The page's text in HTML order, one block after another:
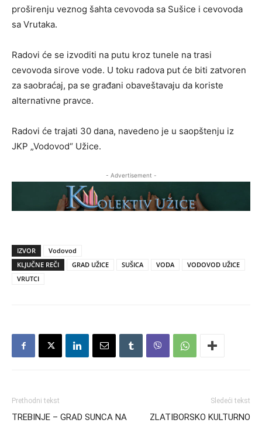
proširenju veznog šahta cevovoda sa Sušice i cevovoda
sa Vrutaka.
Radovi će se izvoditi na putu kroz tunele na trasi
cevovoda sirove vode. U toku radova put će biti zatvoren
za saobraćaj, pa se građani obaveštavaju da koriste
alternativne pravce.
Radovi će trajati 30 dana, navedeno je u saopštenju iz
JKP „Vodovod“ Užice.
- Advertisement -
IZVOR
Vodovod
KLJUČNE REČI
GRAD UŽICE SUŠICA VODA
VODOVOD UŽICE
VRUTCI
Prethodni tekst
TREBINJE – GRAD SUNCA NA
Sledeći tekst
ZLATIBORSKO KULTURNO